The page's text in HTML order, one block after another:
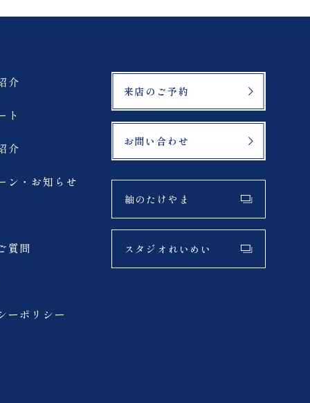
介
ト
介
ン・お知らせ
質問
ーポリシー
来店のご予約
お問い合わせ
紬のたけやま
スタジオれいめい